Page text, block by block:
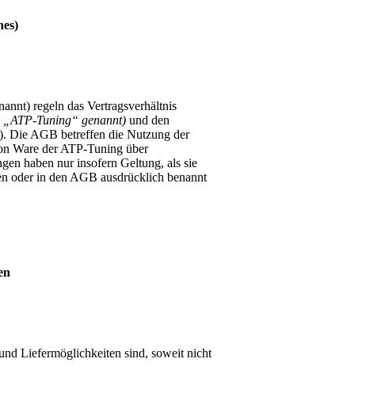
regeln das Vertragsverhältnis
Tuning“ genannt) und den
Die AGB betreffen die Nutzung der
Ware der ATP-Tuning über
haben nur insofern Geltung, als sie
oder in den AGB ausdrücklich benannt
Liefermöglichkeiten sind, soweit nicht